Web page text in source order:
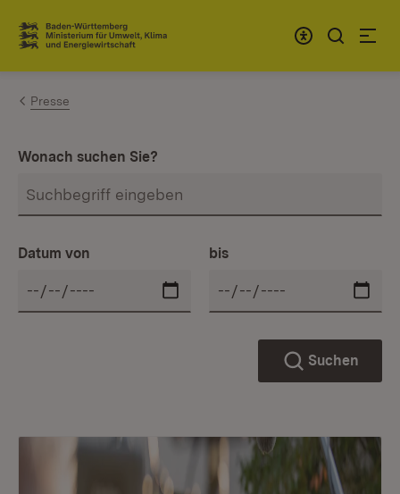
Zum Inhalt springen
Link zur Startseite
Presse
Wonach suchen Sie?
Datum von bis
Suchen